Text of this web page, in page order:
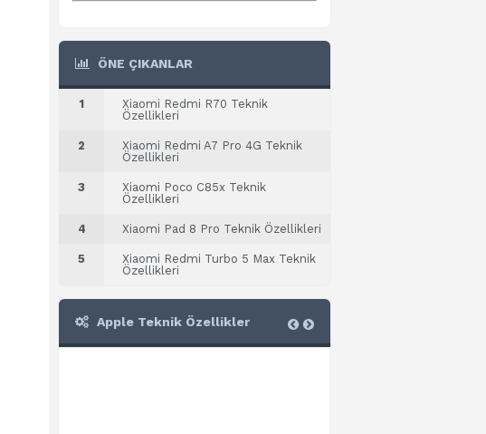
ÖNE ÇIKANLAR
1
Xiaomi Redmi R70 Teknik
Özellikleri
2
Xiaomi Redmi A7 Pro 4G Teknik
Özellikleri
3
Xiaomi Poco C85x Teknik
Özellikleri
4 Xiaomi Pad 8 Pro Teknik Özellikleri
5
Xiaomi Redmi Turbo 5 Max Teknik
Özellikleri
Apple Teknik Özellikler